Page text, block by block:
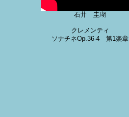
石井 圭瑚
クレメンティ
ソナチネOp.36-4 第1楽章